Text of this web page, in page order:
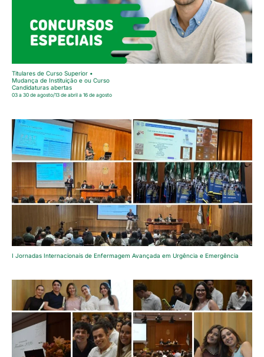
Titulares de Curso Superior •
Mudança de Instituição e ou Curso
Candidaturas abertas
03 a 30 de agosto/13 de abril a 16 de agosto
I Jornadas Internacionais de Enfermagem Avançada em Urgência e Emergência